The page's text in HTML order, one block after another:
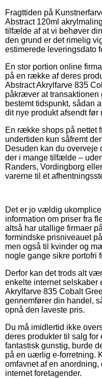
Fragttiden på
Abstract 120ml
tilfælde af at vi behøver
den grund er det rimelig
estimerede leveringsdato
En stor portion online
på en række af deres
Abstract Akrylfarve 835
påkræver at transaktionen
bestemt tidspunkt, sådan
dit nye produkt afsendt før
En række shops på nettet
undertiden kun såfremt
Desuden kan du overveje
der i mange tilfælde –
Randers, Vordingborg
varerne til et
Det er jo vældig
information om priser fra
altså har utallige firmaer
formindske prisniveauet
men også til kvinder og
nogle gange sikre portofri
Derfor kan det trods alt
enkelte internet selskaber
Akrylfarve 835 Cobalt
gennemfører din handel,
opnå den laveste pris.
Du må imidlertid ikke
deres produkter til salg
fantastisk gunstig, burde
på en uærlig e-forretning.
omfavnet af en
internet foretagender.